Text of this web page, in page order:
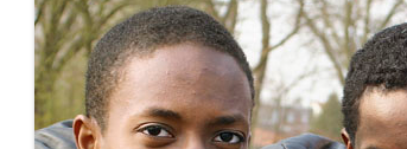
SÜDAFRIKA — PFLEGEEINRICHTUNG FÜR
HIV-WAISENKINDER
SÜDAFRIKA — SCHUL- UND